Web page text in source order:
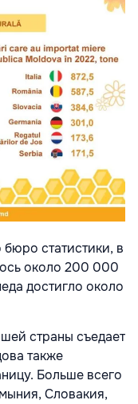
статистики, в
около 200 000
достигло около
страны съедает
также
Больше всего
Словакия,